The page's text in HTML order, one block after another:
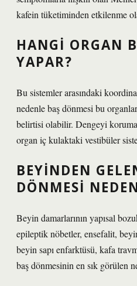
kafein tüketiminden etkilenme
HANGI ORGAN
YAPAR?
Bu sistemler arasındaki
nedenle baş dönmesi bu
belirtisi olabilir. Dengeyi
organ iç kulaktaki vestibüler
BEYINDEN
DÖNMESI
Beyin damarlarının yapısal
epileptik nöbetler, ensefalit,
beyin sapı enfarktüsü, kafa
baş dönmesinin en sık görülen